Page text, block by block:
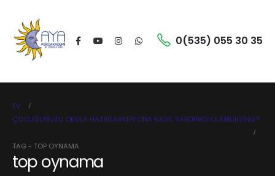
0(535) 055 30 35
EV
ÇOCUĞUNUZU OKULA HAZIRLARKEN ONA NASIL YARDIMCI OLABILIRSINIZ?
TAG - TOP OYNAMA
top oynama